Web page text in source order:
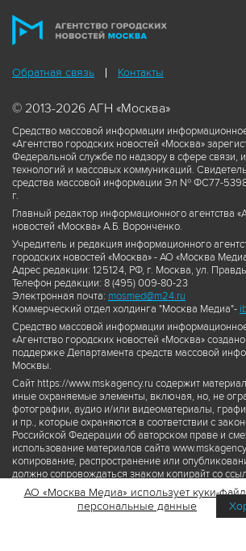
Обратная связь Контакты
© 2013-2026 АГН «Москва»
Средство массовой информации
«Агентство городских новостей «Москва»
Федеральной службе по надзору в сфере связи,
технологий и массовых коммуникаций.
средства массовой информации Эл № ФС77-
г.
Главный редактор информационного агентства
новостей «Москва» А.Б. Воронченко.
Учредитель и редакция информационного
городских новостей «Москва» - АО «Москва
Адрес редакции: 125124, РФ, г. Москва, ул.
Телефон редакции: 8 (495) 009-80-23
Электронная почта: mosmed@m24.ru
Коммерческий отдел холдинга "Москва Медиа"-
Средство массовой информации
«Агентство городских новостей «Москва»
поддержке Департамента средств массовой
Москвы.
Сайт https://www.mskagency.ru содержит
иные охраняемые элементы, включая, но, не
фотографии, аудио и/или видеоматериалы,
и пр., которые охраняются в соответствии с
Российской Федерации об авторском праве и
использование материалов сайта
копирование, распространение или
должно сопровождаться знаком копирайт со
правообладателя © АО «Москва Медиа», а также
www.mskagency.ru как на первоисточник
материалов сайта www.mskagency.ru не
АО «Москва Медиа» использует куки-
персональные данные